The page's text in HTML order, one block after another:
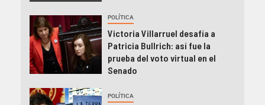
POLÍTICA
Victoria Villarruel desafía a
Patricia Bullrich: así fue la
prueba del voto virtual en el
Senado
POLÍTICA